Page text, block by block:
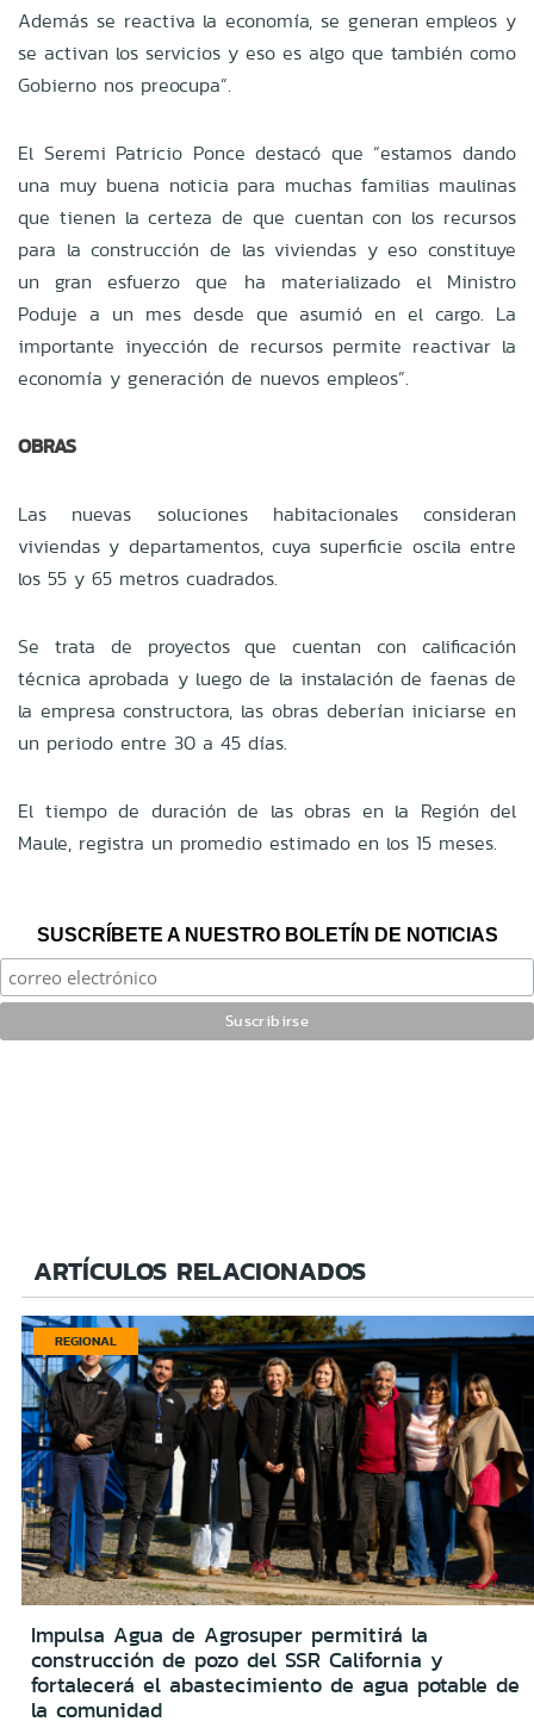
Además se reactiva la economía, se generan empleos y
se activan los servicios y eso es algo que también como
Gobierno nos preocupa”.
El Seremi Patricio Ponce destacó que “estamos dando
una muy buena noticia para muchas familias maulinas
que tienen la certeza de que cuentan con los recursos
para la construcción de las viviendas y eso constituye
un gran esfuerzo que ha materializado el Ministro
Poduje a un mes desde que asumió en el cargo. La
importante inyección de recursos permite reactivar la
economía y generación de nuevos empleos”.
OBRAS
Las nuevas soluciones habitacionales consideran
viviendas y departamentos, cuya superficie oscila entre
los 55 y 65 metros cuadrados.
Se trata de proyectos que cuentan con calificación
técnica aprobada y luego de la instalación de faenas de
la empresa constructora, las obras deberían iniciarse en
un periodo entre 30 a 45 días.
El tiempo de duración de las obras en la Región del
Maule, registra un promedio estimado en los 15 meses.
SUSCRÍBETE A NUESTRO BOLETÍN DE NOTICIAS
ARTÍCULOS RELACIONADOS
REGIONAL
Impulsa Agua de Agrosuper permitirá la
construcción de pozo del SSR California y
fortalecerá el abastecimiento de agua potable de
la comunidad